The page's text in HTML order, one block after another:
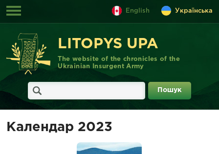
English Українська
LITOPYS UPA
The website of the chronicles of the
Ukrainian Insurgent Army
Календар 2023